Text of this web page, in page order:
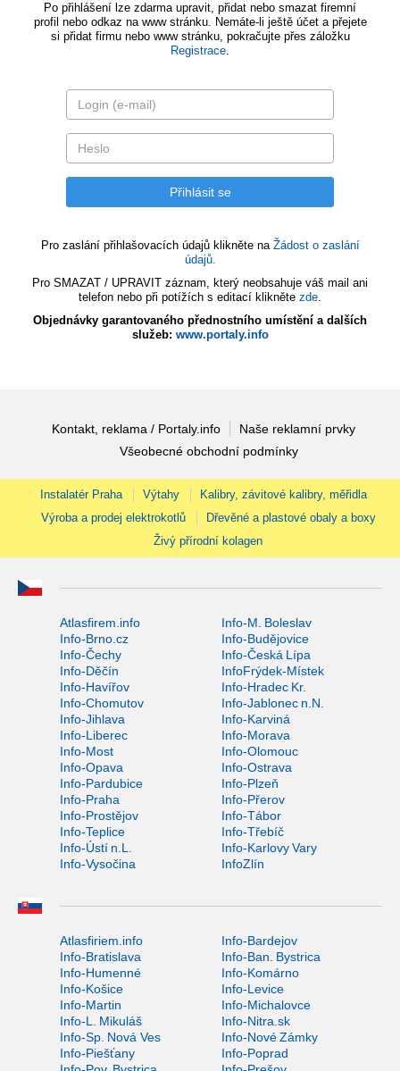
Po přihlášení lze zdarma upravit, přidat nebo smazat firemní
profil nebo odkaz na www stránku. Nemáte-li ještě účet a přejete
si přidat firmu nebo www stránku, pokračujte přes záložku
Registrace.
Pro zaslání přihlašovacích údajů klikněte na Žádost o zaslání
údajů.
Pro SMAZAT / UPRAVIT záznam, který neobsahuje váš mail ani
telefon nebo při potížích s editací klikněte zde.
Objednávky garantovaného přednostního umístění a dalších
služeb: www.portaly.info
Kontakt, reklama / Portaly.info
Naše reklamní prvky
Všeobecné obchodní podmínky
Instalatér Praha Výtahy
Kalibry, závitové kalibry, měřidla
Výroba a prodej elektrokotlů
Dřevěné a plastové obaly a boxy
Živý přírodní kolagen
Atlasfirem.info
Info-M. Boleslav
Info-Brno.cz
Info-Budějovice
Info-Čechy
Info-Česká Lípa
Info-Děčín
InfoFrýdek-Místek
Info-Havířov
Info-Hradec Kr.
Info-Chomutov
Info-Jablonec n.N.
Info-Jihlava
Info-Karviná
Info-Liberec
Info-Morava
Info-Most
Info-Olomouc
Info-Opava
Info-Ostrava
Info-Pardubice
Info-Plzeň
Info-Praha
Info-Přerov
Info-Prostějov
Info-Tábor
Info-Teplice
Info-Třebíč
Info-Ústí n.L.
Info-Karlovy Vary
Info-Vysočina
InfoZlín
Atlasfiriem.info
Info-Bardejov
Info-Bratislava
Info-Ban. Bystrica
Info-Humenné
Info-Komárno
Info-Košice
Info-Levice
Info-Martin
Info-Michalovce
Info-L. Mikuláš
Info-Nitra.sk
Info-Sp. Nová Ves
Info-Nové Zámky
Info-Piešťany
Info-Poprad